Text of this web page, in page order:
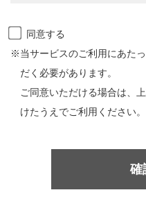
同意する
※当サービスのご利用にあた
だく必要があります。
ご同意いただける場合は、
けたうえでご利用ください。
確